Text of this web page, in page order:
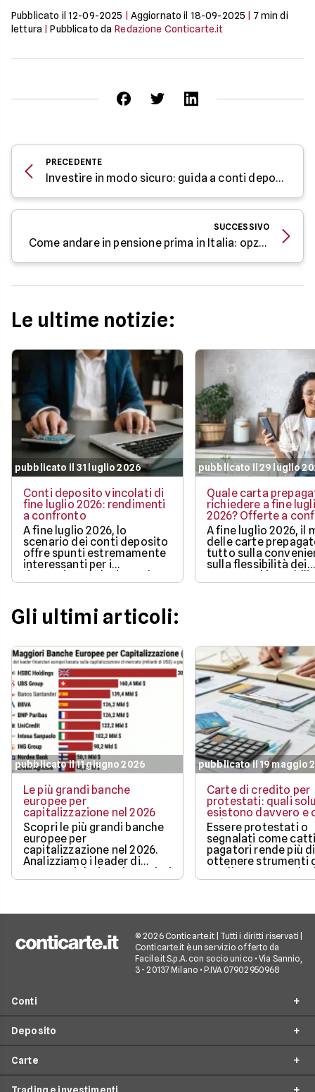
Pubblicato il 12-09-2025 Aggiornato il 18-09-2025 7min di
lettura |Pubblicato da Redazione Conticarte.it
PRECEDENTE
Investire in modo sicuro: guida a conti deposito, ETF, obbligazioni
SUCCESSIVO
Come andare in pensione prima in Italia: opzioni e requisiti
Le ultime notizie:
pubblicato il 31 luglio 2026
Conti deposito vincolati di
fine luglio 2026: rendimenti
a confronto
A fine luglio 2026, lo
scenario dei conti deposito
offre spunti estremamente
interessanti per i
risparmiatori che intendono
proteggere l'efficacia dei
pubblicato il 29 luglio
Quale carta
richiedere a fine
2026? Offerte a
A fine luglio 2026, il
delle carte
tutto sulla
sulla flessibilità dei
pagamenti in
bonus di benvenuto
Gli ultimi articoli:
pubblicato il 11 giugno 2026
Le più grandi banche
europee per
capitalizzazione nel 2026
Scopri le più grandi banche
europee per
capitalizzazione nel 2026.
Analizziamo i leader di
mercato, i dati aggiornati e i
fattori chiave che guidano il
pubblicato il 19 maggio
Carte di credito per
protestati: quali
esistono davvero e
può ottenere
Essere protestati o
segnalati come
pagatori rende più
ottenere strumenti
credito, ma non
restare
© 2026 Conticarte.it | Tutti i diritti riservati |
Conticarte.it è un servizio offerto da
Facile.it S.p.A. con socio unico • Via Sannio,
3 - 20137 Milano • P.IVA 07902950968
Conti
Conto corrente
Migliori conti correnti
Conti correnti a zero spese
Deposito
Carte